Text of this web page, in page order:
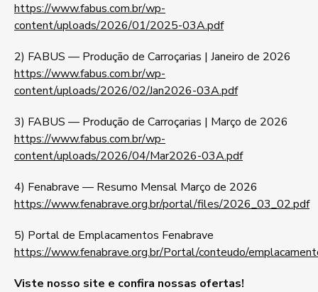
https://www.fabus.com.br/wp-
content/uploads/2026/01/2025-03A.pdf
2) FABUS — Produção de Carroçarias | Janeiro de 2026
https://www.fabus.com.br/wp-
content/uploads/2026/02/Jan2026-03A.pdf
3) FABUS — Produção de Carroçarias | Março de 2026
https://www.fabus.com.br/wp-
content/uploads/2026/04/Mar2026-03A.pdf
4) Fenabrave — Resumo Mensal Março de 2026
https://www.fenabrave.org.br/portal/files/2026_03_02.pdf
5) Portal de Emplacamentos Fenabrave
https://www.fenabrave.org.br/Portal/conteudo/
Viste nosso site e confira nossas ofertas!